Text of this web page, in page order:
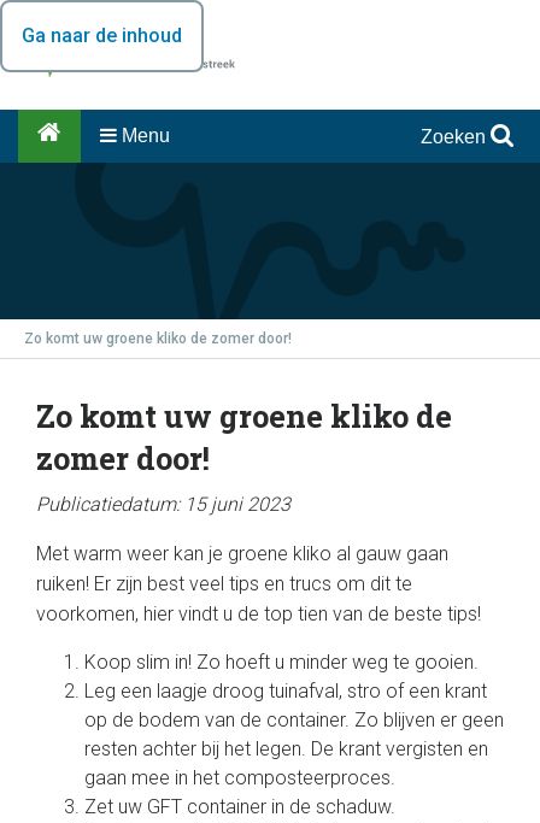
Ga naar de inhoud
Menu Zoeken
Zo komt uw groene kliko de zomer door!
Zo komt uw groene kliko de
zomer door!
Publicatiedatum: 15 juni 2023
Met warm weer kan je groene kliko al gauw gaan
ruiken! Er zijn best veel tips en trucs om dit te
voorkomen, hier vindt u de top tien van de beste tips!
Koop slim in! Zo hoeft u minder weg te gooien.
Leg een laagje droog tuinafval, stro of een krant
op de bodem van de container. Zo blijven er geen
resten achter bij het legen. De krant vergisten en
gaan mee in het composteerproces.
Zet uw GFT container in de schaduw.